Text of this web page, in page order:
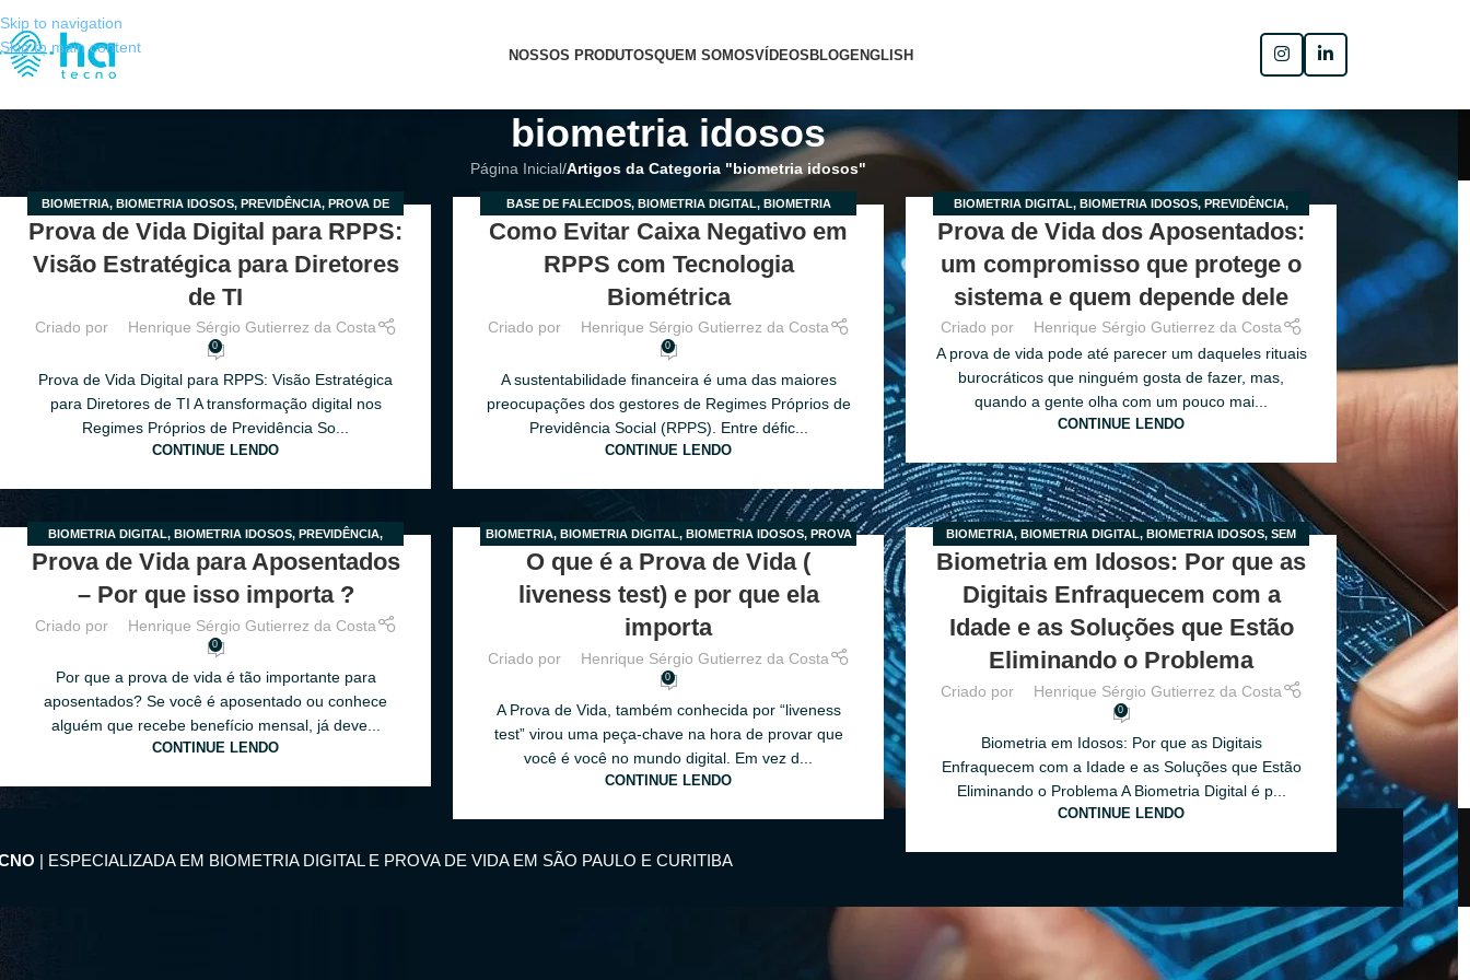
Skip to navigation
Skip to main content
NOSSOS PRODUTOSQUEM SOMOSVÍDEOSBLOGENGLISH
biometria idosos
Página Inicial/Artigos da Categoria "biometria idosos"
03
MAR
BIOMETRIA, BIOMETRIA IDOSOS, PREVIDÊNCIA, PROVA DE
VIDA, RECADASTRAMENTO,SEM CATEGORIA
Prova de Vida Digital para RPPS:
Visão Estratégica para Diretores
de TI
Criado por Henrique Sérgio Gutierrez da Costa
0
Prova de Vida Digital para RPPS: Visão Estratégica
para Diretores de TI A transformação digital nos
Regimes Próprios de Previdência So...
CONTINUE LENDO
03
MAR
BASE DE FALECIDOS, BIOMETRIA DIGITAL, BIOMETRIA
IDOSOS,PROVA DE VIDA,PROVA DE VIDA PARA
Como Evitar Caixa Negativo em
RPPS com Tecnologia
Biométrica
Criado por Henrique Sérgio Gutierrez da Costa
0
A sustentabilidade financeira é uma das maiores
preocupações dos gestores de Regimes Próprios de
Previdência Social (RPPS). Entre défic...
CONTINUE LENDO
22
FEV
BIOMETRIA DIGITAL, BIOMETRIA IDOSOS, PREVIDÊNCIA,
PROVA DE VIDA ,PROVA DE VIDA PARA APOSENTADOS
Prova de Vida dos Aposentados:
um compromisso que protege o
sistema e quem depende dele
Criado por
Henrique Sérgio Gutierrez da Costa
A prova de vida pode até parecer um daqueles rituais
burocráticos que ninguém gosta de fazer, mas,
quando a gente olha com um pouco mai...
CONTINUE LENDO
22
FEV
BIOMETRIA DIGITAL, BIOMETRIA IDOSOS, PREVIDÊNCIA,
PROVA DE VIDA ,PROVA DE VIDA PARA APOSENTADOS
Prova de Vida para Aposentados
– Por que isso importa ?
Criado por Henrique Sérgio Gutierrez da Costa
0
Por que a prova de vida é tão importante para
aposentados? Se você é aposentado ou conhece
alguém que recebe benefício mensal, já deve...
CONTINUE LENDO
22BIOMETRIA, BIOMETRIA DIGITAL, BIOMETRIA IDOSOS, PROVA
DE VIDA ,SEM CATEGORIA
O que é a Prova de Vida (
liveness test) e por que ela
importa
Criado por Henrique Sérgio Gutierrez da Costa
0
A Prova de Vida, também conhecida por “liveness
test” virou uma peça-chave na hora de provar que
você é você no mundo digital. Em vez d...
CONTINUE LENDO
21
FEV
BIOMETRIA, BIOMETRIA DIGITAL, BIOMETRIA IDOSOS, SEM
CATEGORIA
Biometria em Idosos: Por que as
Digitais Enfraquecem com a
Idade e as Soluções que Estão
Eliminando o Problema
Criado por Henrique Sérgio Gutierrez da Costa
0
Biometria em Idosos: Por que as Digitais
Enfraquecem com a Idade e as Soluções que Estão
Eliminando o Problema A Biometria Digital é p...
CONTINUE LENDO
| ESPECIALIZADA EM BIOMETRIA DIGITAL E PROVA DE VIDA EM SÃO PAULO E CURITIBA